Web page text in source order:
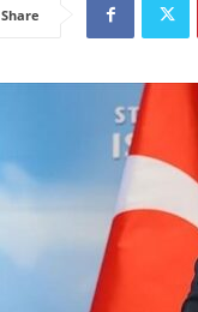
Share